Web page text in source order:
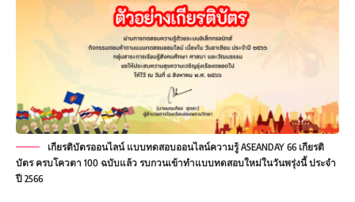
เกียรติบัตรออนไลน์ แบบทดสอบออนไลน์ความรู้ ASEANDAY 66 เกียรติ
บัตร ครบโควตา 100 ฉบับแล้ว รบกวนเข้าทำแบบทดสอบใหม่ในวันพรุ่งนี้ ประจำ
ปี 2566